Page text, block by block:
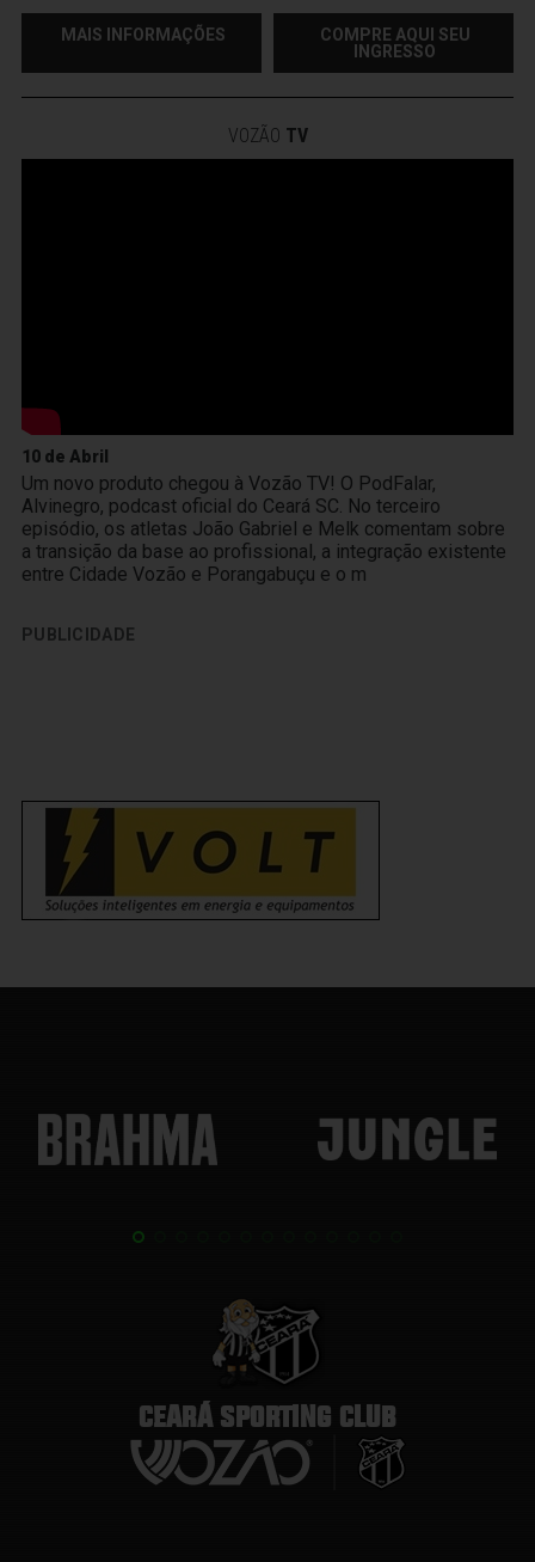
MAIS INFORMAÇÕES
COMPRE AQUI SEU
INGRESSO
VOZÃO TV
10 de Abril
Um novo produto chegou à Vozão TV! O PodFalar,
Alvinegro, podcast oficial do Ceará SC. No terceiro
episódio, os atletas João Gabriel e Melk comentam sobre
a transição da base ao profissional, a integração existente
entre Cidade Vozão e Porangabuçu e o m
PUBLICIDADE
CEARÁ SPORTING CLUB